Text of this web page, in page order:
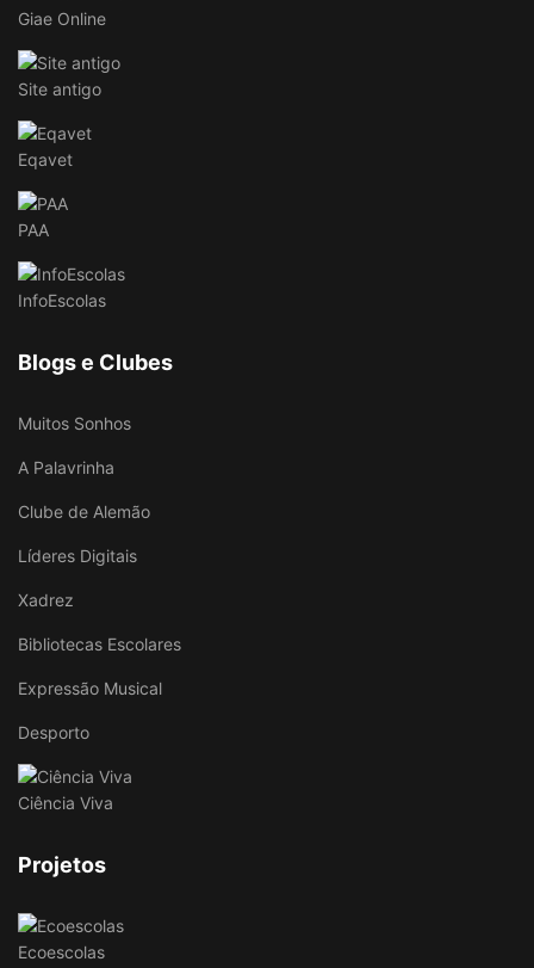
Giae Online
Site antigo
Eqavet
PAA
InfoEscolas
Blogs e Clubes
Muitos Sonhos
A Palavrinha
Clube de Alemão
Líderes Digitais
Xadrez
Bibliotecas Escolares
Expressão Musical
Desporto
Ciência Viva
Projetos
Ecoescolas